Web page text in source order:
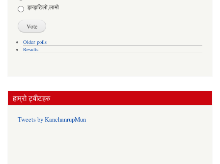
झन्झटिलो,लामो
Older polls
Results
हाम्रो ट्वीटहरु
Tweets by KanchanrupMun